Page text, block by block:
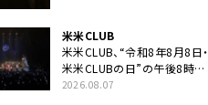
米米CLUB
米米CLUB、“令和8年8月8日・
米米CLUBの日”の午後8時に
40周年ライブより「FANtachy
2026.08.07